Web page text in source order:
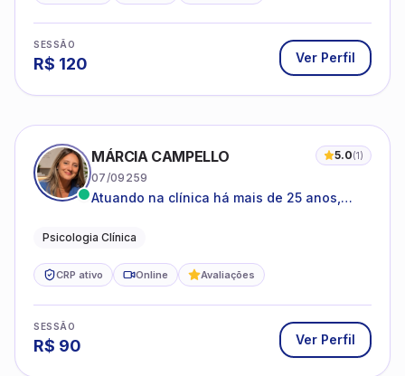
SESSÃO
R$ 120 Ver Perfil
MÁRCIA CAMPELLO 5.0(1)
07/09259
Atuando na clínica há mais de 25 anos,
estruturas, com experiência em
Psicologia Clínica
CRP ativo Online Avaliações
SESSÃO
R$ 90 Ver Perfil